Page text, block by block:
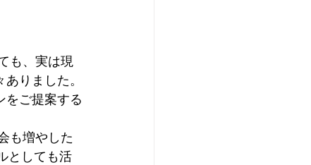
も、実は現
りました。
をご提案する
も増やした
としても活